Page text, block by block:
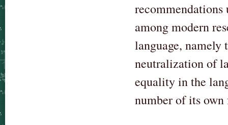
among modern
language, namely
neutralization of
equality in the
number of its own